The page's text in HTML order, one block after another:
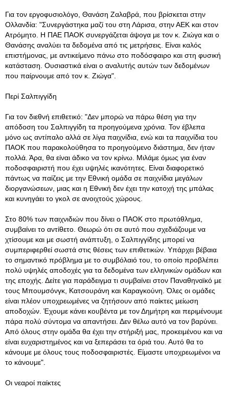
Για τον εργοφυσιολόγο, Θανάση Ζαλαβρά, που βρίσκεται στην
Ολλανδία: "Συνεργάστηκα μαζί του στη Λάρισα, στην ΑΕΚ και στον
Ατρόμητο. Η ΠΑΕ ΠΑΟΚ συνεργάζεται άψογα με τον κ. Ζιώγα και ο
Θανάσης αναλύει τα δεδομένα από τις μετρήσεις. Είναι καλός
επιστήμονας, με αντικείμενο πάνω στο ποδόσφαιρο και στη φυσική
κατάσταση. Ουσιαστικά είναι ο αναλυτής αυτών των δεδομένων
που παίρνουμε από τον κ. Ζιώγα".
Περί Σαλπιγγίδη
Για τον διεθνή επιθετικό: "Δεν μπορώ να πάρω θέση για την
απόδοση του Σαλπιγγίδη τα προηγούμενα χρόνια. Τον έβλεπα
μόνο ως αντίπαλο αλλά σε λίγα παιχνίδια, ενώ και τα παιχνίδια του
ΠΑΟΚ που παρακολούθησα το προηγούμενο διάστημα, δεν ήταν
πολλά. Άρα, θα είναι άδικο να τον κρίνω. Μιλάμε όμως για έναν
ποδοσφαιριστή που έχει υψηλές ικανότητες. Είναι διαφορετικό
πάντως να παίζεις με την Εθνική ομάδα σε παιχνίδια μεγάλων
διοργανώσεων, μιας και η Εθνική δεν έχει την κατοχή της μπάλας
και κυνηγάει το γκολ σε ανοιχτούς χώρους.
Στο 80% των παιχνιδιών που δίνει ο ΠΑΟΚ στο πρωτάθλημα,
συμβαίνει το αντίθετο. Θεωρώ ότι σε αυτό που σχεδιάζουμε να
χτίσουμε και με σωστή ανάπτυξη, ο Σαλπιγγίδης μπορεί να
συμπεριφερθεί σωστά στις θέσεις των επιθετικών. Υπάρχει βέβαια
το σημαντικό πρόβλημα με το συμβόλαιό του, το οποίο προβλέπει
πολύ υψηλές αποδοχές για τα δεδομένα των ελληνικών ομάδων και
της εποχής. Δείτε για παράδειγμα τι συμβαίνει στον Παναθηναϊκό με
τους Μπουμσόνγκ, Κατσουράνη και Καραγκούνη. Όλες οι ομάδες
είναι πλέον υποχρεωμένες να ζητήσουν από παίκτες μείωση
αποδοχών. Έχουμε κάνει κουβέντα με τον Δημήτρη και περιμένουμε
πάρα πολύ σύντομα να απαντήσει. Δεν θέλω αυτό να τον βαρύνει.
Από όλους στην ομάδα θα έχει την στήριξή μας, προκειμένου και να
είναι ευχαριστημένος και να ξεπεράσει τα όριά του. Αυτό θα το
κάνουμε με όλους τους ποδοσφαιριστές. Είμαστε υποχρεωμένοι να
το κάνουμε".
Οι νεαροί παίκτες